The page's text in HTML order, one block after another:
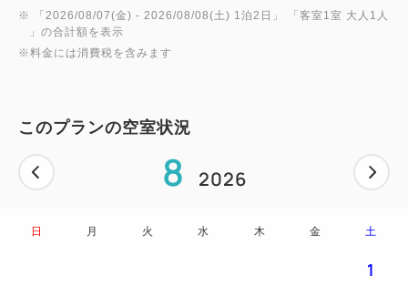
※ 「 2026/08/07(金) - 2026/08/08(土) 1泊2日 」 「客室1室 大人1人
」の合計額を表示
※料金には消費税を含みます
このプランの空室状況
8 2026
日 月 火 水 木 金 土
1